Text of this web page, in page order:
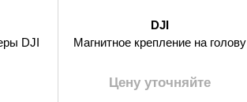
DJI
DJI
Магнитное крепление на голову
Цену уточняйте